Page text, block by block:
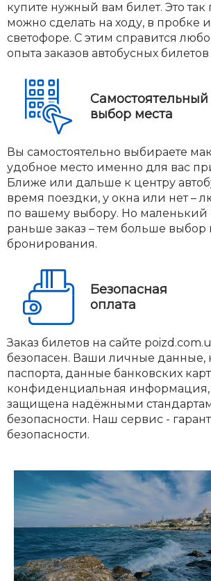
купите нужный вам билет. Это так
можно сделать на ходу, в пробке
светофоре. С этим справится
опыта заказов автобусных
Самостоятельный
выбор места
Вы самостоятельно выбираете
удобное место именно для вас
Ближе или дальше к центру
время поездки, у окна или нет –
по вашему выбору. Но маленький
раньше заказ – тем больше выбор
бронирования.
Безопасная
оплата
Заказ билетов на сайте
безопасен. Ваши личные данные,
паспорта, данные банковских
конфиденциальная информация,
защищена надёжными
безопасности. Наш сервис -
безопасности.